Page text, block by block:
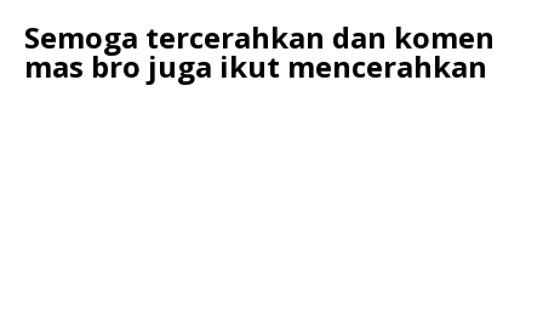
Semoga tercerahkan dan komen
mas bro juga ikut mencerahkan